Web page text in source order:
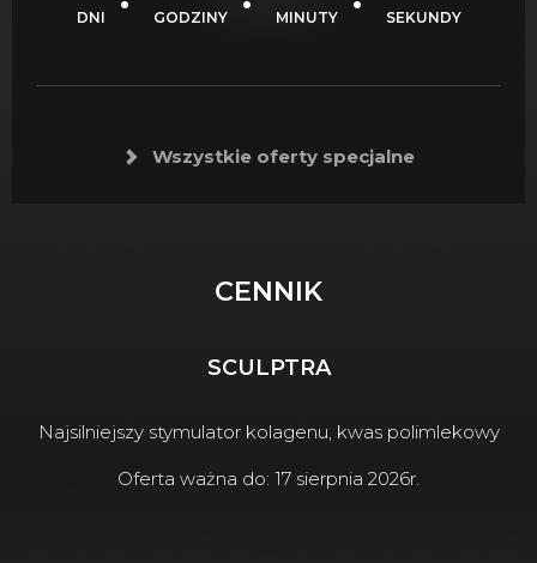
DNI GODZINY MINUTY SEKUNDY
Wszystkie oferty specjalne
CENNIK
SCULPTRA
Najsilniejszy stymulator kolagenu, kwas polimlekowy
Oferta ważna do: 17 sierpnia 2026r.